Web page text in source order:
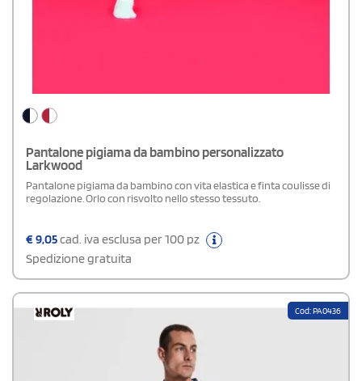
Pantalone pigiama da bambino personalizzato
Larkwood
Pantalone pigiama da bambino con vita elastica e finta coulisse di
regolazione. Orlo con risvolto nello stesso tessuto.
€9,05cad. iva esclusa per 100 pz
Spedizione gratuita
Cod: PA0436